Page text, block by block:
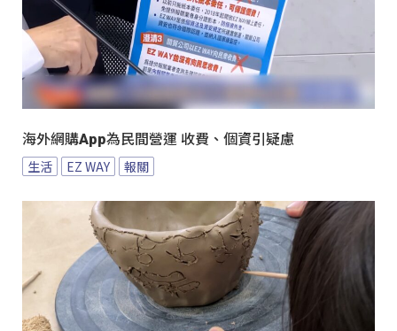
海外網購App為民間營運 收費、個資引疑慮
生活 EZ WAY 報關